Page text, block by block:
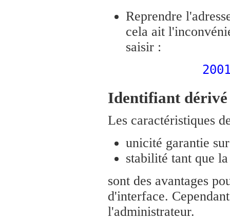
Reprendre
cela ait
saisir :
Identifiant dérivé
Les caractéristiques
unicité garantie
stabilité tant que
sont des avantages
d'interface.
l'administrateur.